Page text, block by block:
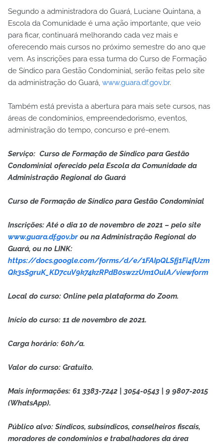
Segundo a administradora do Guará, Luciane Quintana, a
Escola da Comunidade é uma ação importante, que veio
para ficar, continuará melhorando cada vez mais e
oferecendo mais cursos no próximo semestre do ano que
vem. As inscrições para essa turma do Curso de Formação
de Síndico para Gestão Condominial, serão feitas pelo site
da administração do Guará, www.guara.df.gov.br.
Também está prevista a abertura para mais sete cursos, nas
áreas de condomínios, empreendedorismo, eventos,
administração do tempo, concurso e pré-enem.
Serviço: Curso de Formação de Síndico para Gestão
Condominial oferecido pela Escola da Comunidade da
Administração Regional do Guará
Curso de Formação de Síndico para Gestão Condominial
Inscrições: Até o dia 10 de novembro de 2021 – pelo site
www.guara.df.gov.br ou na Administração Regional do
Guará, ou no LINK:
https://docs.google.com/forms/d/e/1FAIpQLSfj1Fi4fUzm
Qk3sSgruK_KD7cuV9k74kzRPdB0swzzUm1OulA/viewform
Local do curso: Online pela plataforma do Zoom.
Início do curso: 11 de novembro de 2021.
Carga horário: 60h/a.
Valor do curso: Gratuito.
Mais informações: 61 3383-7242 | 3054-0543 | 9 9807-2015
(WhatsApp).
Público alvo: Síndicos, subsíndicos, conselheiros fiscais,
moradores de condomínios e trabalhadores da área